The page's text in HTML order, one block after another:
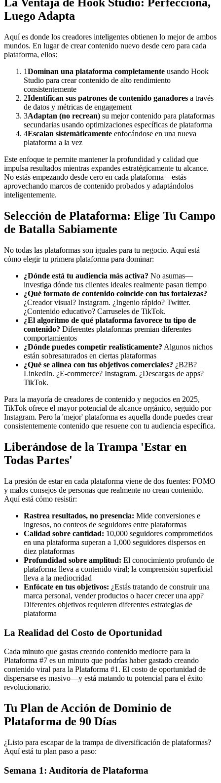
La Ventaja de Hook Studio: Perfecciona,
Luego Adapta
Aquí es donde los creadores inteligentes obtienen lo mejor de ambos
mundos. En lugar de crear contenido nuevo desde cero para cada
plataforma, ellos:
1Dominan una plataforma completamente usando Hook
Studio para crear contenido de alto rendimiento
consistentemente
2Identifican sus patrones de contenido ganadores a través
de datos y métricas de engagement
3Adaptan (no recrean) su mejor contenido para plataformas
secundarias usando optimizaciones específicas de plataforma
4Escalan sistemáticamente enfocándose en una nueva
plataforma a la vez
Este enfoque te permite mantener la profundidad y calidad que
impulsa resultados mientras expandes estratégicamente tu alcance.
No estás empezando desde cero en cada plataforma—estás
aprovechando marcos de contenido probados y adaptándolos
inteligentemente.
Selección de Plataforma: Elige Tu Campo
de Batalla Sabiamente
No todas las plataformas son iguales para tu negocio. Aquí está
cómo elegir tu primera plataforma para dominar:
¿Dónde está tu audiencia más activa? No asumas—
investiga dónde tus clientes ideales realmente pasan tiempo
¿Qué formato de contenido coincide con tus fortalezas?
¿Creador visual? Instagram. ¿Ingenio rápido? Twitter.
¿Contenido educativo? Carruseles de TikTok.
¿El algoritmo de qué plataforma favorece tu tipo de
contenido? Diferentes plataformas premian diferentes
comportamientos
¿Dónde puedes competir realísticamente? Algunos nichos
están sobresaturados en ciertas plataformas
¿Qué se alinea con tus objetivos comerciales? ¿B2B?
LinkedIn. ¿E-commerce? Instagram. ¿Descargas de apps?
TikTok.
Para la mayoría de creadores de contenido y negocios en 2025,
TikTok ofrece el mayor potencial de alcance orgánico, seguido por
Instagram. Pero la 'mejor' plataforma es aquella donde puedes crear
consistentemente contenido que resuene con tu audiencia específica.
Liberándose de la Trampa 'Estar en
Todas Partes'
La presión de estar en cada plataforma viene de dos fuentes: FOMO
y malos consejos de personas que realmente no crean contenido.
Aquí está cómo resistir:
Rastrea resultados, no presencia: Mide conversiones e
ingresos, no conteos de seguidores entre plataformas
Calidad sobre cantidad: 10,000 seguidores comprometidos
en una plataforma superan a 1,000 seguidores dispersos en
diez plataformas
Profundidad sobre amplitud: El conocimiento profundo de
plataforma lleva a contenido viral; la comprensión superficial
lleva a la mediocridad
Enfócate en tus objetivos: ¿Estás tratando de construir una
marca personal, vender productos o hacer crecer una app?
Diferentes objetivos requieren diferentes estrategias de
plataforma
La Realidad del Costo de Oportunidad
Cada minuto que gastas creando contenido mediocre para la
Plataforma #7 es un minuto que podrías haber gastado creando
contenido viral para la Plataforma #1. El costo de oportunidad de
dispersarse es masivo—y está matando tu potencial para el éxito
revolucionario.
Tu Plan de Acción de Dominio de
Plataforma de 90 Días
¿Listo para escapar de la trampa de diversificación de plataformas?
Aquí está tu plan paso a paso:
Semana 1: Auditoría de Plataforma